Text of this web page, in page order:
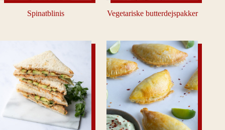
Spinatblinis Vegetariske butterdejspakker